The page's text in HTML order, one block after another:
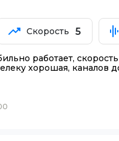
Скорость 5
работает,
хорошая, каналов